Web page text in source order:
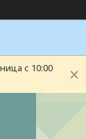
с 10:00